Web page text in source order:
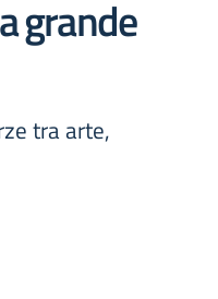
grande
tra arte,